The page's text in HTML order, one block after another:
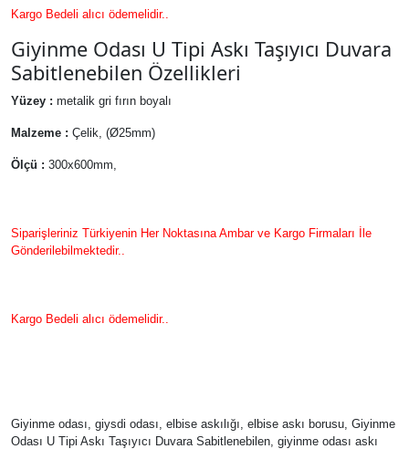
Kargo Bedeli alıcı ödemelidir..
Giyinme Odası U Tipi Askı Taşıyıcı Duvara
Sabitlenebilen Özellikleri
Yüzey : metalik gri fırın boyalı
Malzeme : Çelik, (Ø25mm)
Ölçü : 300x600mm,
Siparişleriniz Türkiyenin Her Noktasına Ambar ve Kargo Firmaları İle
Gönderilebilmektedir..
Kargo Bedeli alıcı ödemelidir..
Giyinme odası, giysdi odası, elbise askılığı, elbise askı borusu, Giyinme
Odası U Tipi Askı Taşıyıcı Duvara Sabitlenebilen, giyinme odası askı